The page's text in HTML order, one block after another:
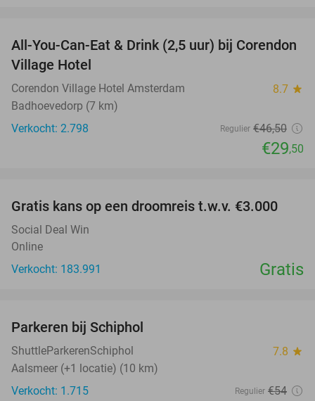
37%
All-You-Can-Eat & Drink (2,5 uur) bij Corendon
Village Hotel
Corendon Village Hotel Amsterdam 8.7 star
Badhoevedorp (7 km)
Verkocht: 2.798
Regulier €46,50
€29,50
Gratis kans op een droomreis t.w.v. €3.000
Social Deal Win
Online
Verkocht: 183.991
Gratis
Parkeren bij Schiphol
ShuttleParkerenSchiphol 7.8 star
Aalsmeer (+1 locatie) (10 km)
Verkocht: 1.715
Regulier €54